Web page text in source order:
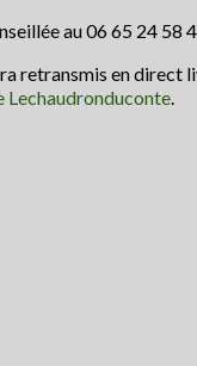
au 06 65 24 58
retransmis en direct
Lechaudronduconte.